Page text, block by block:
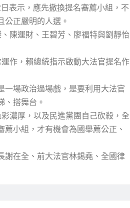
表示，應先撤換提名審薦小組，不
正嚴明的人選。
陳運財、王碧芳、廖福特與劉靜怡
作，賴總統指示啟動大法官提名作
一場政治過場戲，是要利用大法官
、搭舞台。
濃厚，以及民進黨團自己砍殺，全
小組，才有機會為國舉薦公正、
謝在全、前大法官林錫堯、全國律